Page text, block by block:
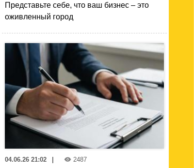
Представьте себе, что ваш бизнес – это
оживленный город
04.06.26 21:02 2487